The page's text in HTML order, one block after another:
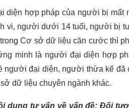
diện hợp pháp của người bị mất
vi, người dưới 14 tuổi, người bị
Cơ sở dữ liệu căn cước thì
minh là người đại diện hợp
người đại diện, người thừa kế
dữ liệu chuyên ngành khác.
dung tư vấn về vấn đề: Đối